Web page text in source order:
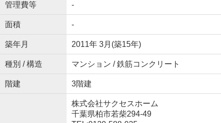
管理費等 -
面積 -
築年月 2011年 3月(築15年)
種別 / 構造 マンション / 鉄筋コンクリート
階建 3階建
株式会社サクセスホーム
千葉県柏市若柴294-49